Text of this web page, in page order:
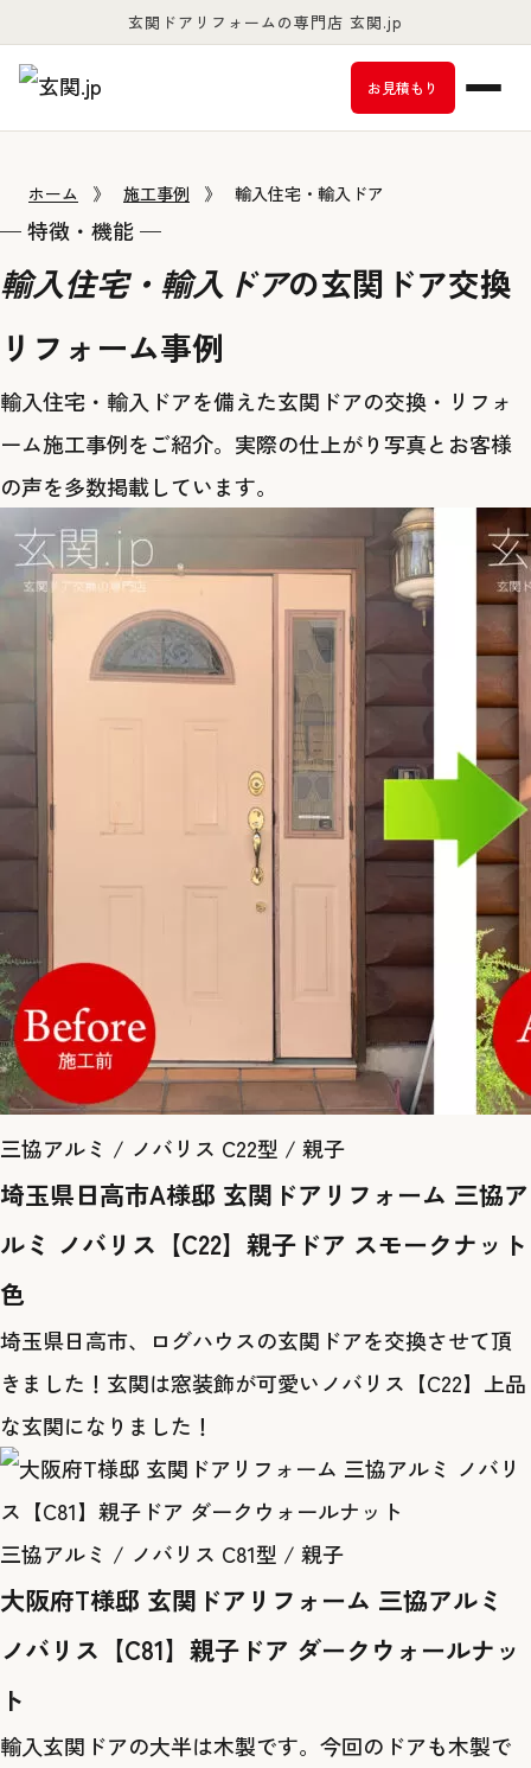
玄関ドアリフォームの専門店 玄関.jp
お見積もり
ホーム 》 施工事例 》 輸入住宅・輸入ドア
— 特徴・機能 —
輸入住宅・輸入ドアの玄関ドア交換
リフォーム事例
輸入住宅・輸入ドアを備えた玄関ドアの交換・リフォ
ーム施工事例をご紹介。実際の仕上がり写真とお客様
の声を多数掲載しています。
三協アルミ / ノバリス C22型 / 親子
埼玉県日高市A様邸 玄関ドアリフォーム 三協ア
ルミ ノバリス【C22】親子ドア スモークナット
色
埼玉県日高市、ログハウスの玄関ドアを交換させて頂
きました！玄関は窓装飾が可愛いノバリス【C22】上品
な玄関になりました！
三協アルミ / ノバリス C81型 / 親子
大阪府T様邸 玄関ドアリフォーム 三協アルミ
ノバリス【C81】親子ドア ダークウォールナッ
ト
輸入玄関ドアの大半は木製です。今回のドアも木製で